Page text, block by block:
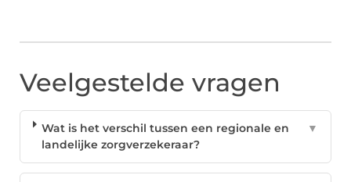
Veelgestelde vragen
Wat is het verschil tussen een regionale en
landelijke zorgverzekeraar?
▼